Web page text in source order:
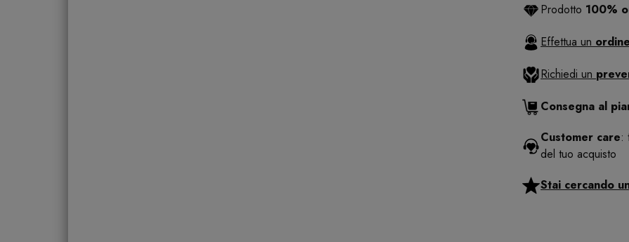
Prodotto 100%
Effettua un
Richiedi un
Consegna al
Customer care:
del tuo acquisto
Stai cercando